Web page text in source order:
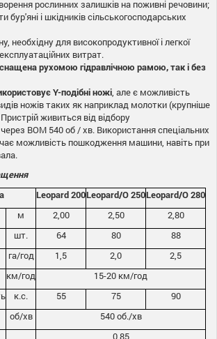
рослинних залишків на поживні речовини;
і шкідників сільськогосподарських
необхідну для високопродуктивної і легкої
витрат.
рухомою гідравлічною рамою, так і без
Y-подібні ножі, але є можливість
ножів таких як наприклад молотки (крупніше
живиться від відбору
ВОМ 540 об / хв. Використання спеціальних
можливість пошкодження машини, навіть при
Leopard 200Leopard/О 250Leopard/О 280
м 2,00 2,50
2,80
шт. 64 80
88
га/год 1,5 2,0
2,5
км/год
15-20 км/год
к.с. 55 75
90
об/хв
540 об./хв
0,85